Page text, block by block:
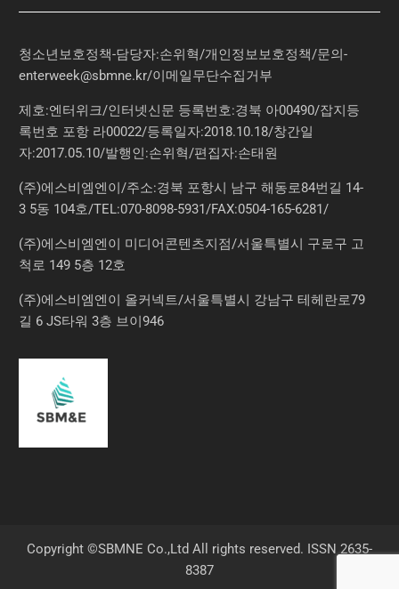
청소년보호정책-담당자:손위혁/개인정보보호정책/문의-
enterweek@sbmne.kr/이메일무단수집거부
제호:엔터위크/인터넷신문 등록번호:경북 아00490/잡지등
록번호 포항 라00022/등록일자:2018.10.18/창간일
자:2017.05.10/발행인:손위혁/편집자:손태원
(주)에스비엠엔이/주소:경북 포항시 남구 해동로84번길 14-
3 5동 104호/TEL:070-8098-5931/FAX:0504-165-6281/
(주)에스비엠엔이 미디어콘텐츠지점/서울특별시 구로구 고
척로 149 5층 12호
(주)에스비엠엔이 올커넥트/서울특별시 강남구 테헤란로79
길 6 JS타워 3층 브이946
Copyright ©SBMNE Co.,Ltd All rights reserved. ISSN 2635-
8387